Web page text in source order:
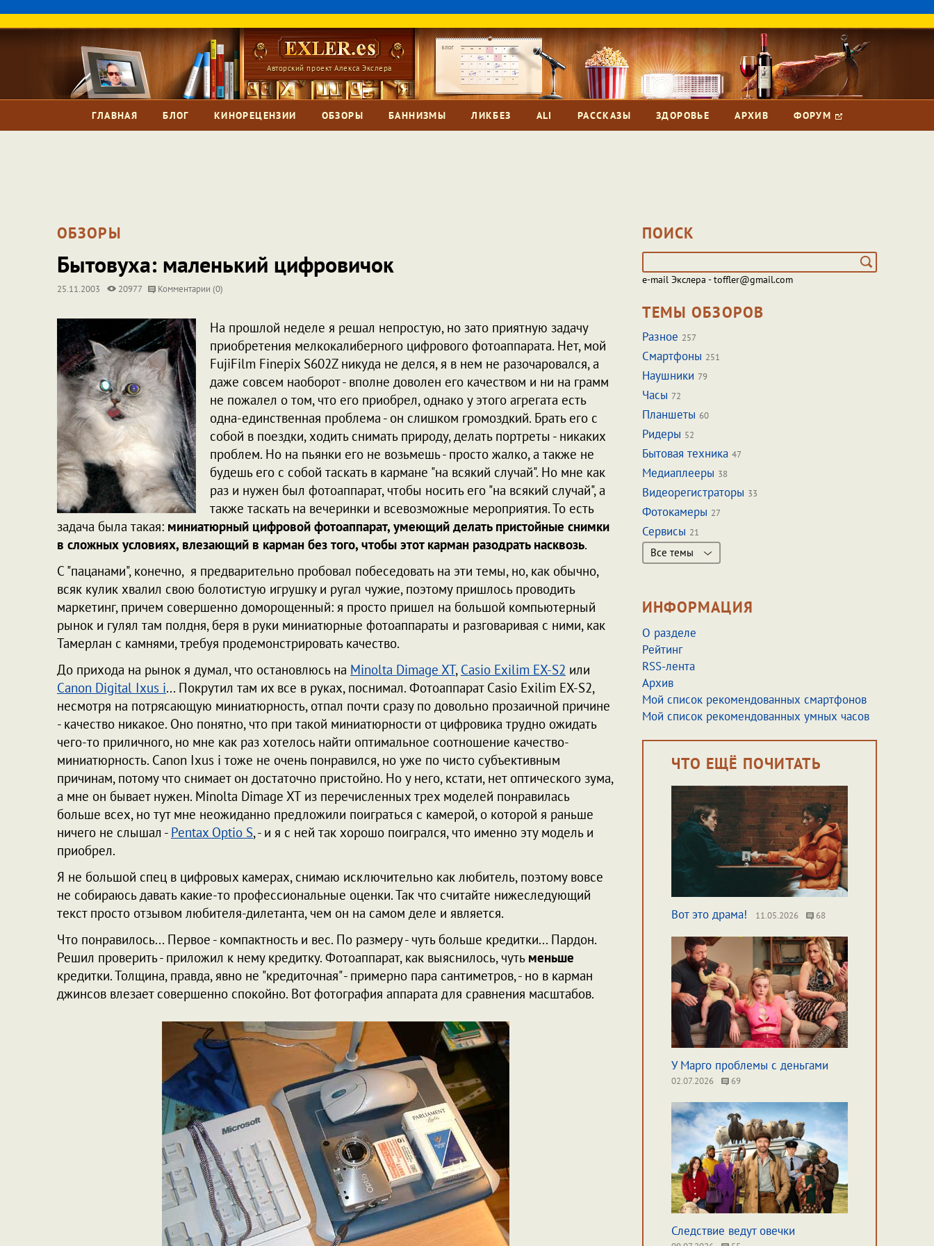
Авторский проект Алекса Экслера
ГЛАВНАЯ БЛОГ КИНОРЕЦЕНЗИИ ОБЗОРЫ БАННИЗМЫ ЛИКБЕЗ ALI РАССКАЗЫ ЗДОРОВЬЕ АРХИВ ФОРУМ
ОБЗОРЫ
Бытовуха: маленький цифровичок
25.11.2003 20977 Комментарии (0)
На прошлой неделе я решал непростую, но зато приятную задачу
приобретения мелкокалиберного цифрового фотоаппарата. Нет, мой
FujiFilm Finepix S602Z никуда не делся, я в нем не разочаровался, а
даже совсем наоборот - вполне доволен его качеством и ни на грамм
не пожалел о том, что его приобрел, однако у этого агрегата есть
одна-единственная проблема - он слишком громоздкий. Брать его с
собой в поездки, ходить снимать природу, делать портреты - никаких
проблем. Но на пьянки его не возьмешь - просто жалко, а также не
будешь его с собой таскать в кармане "на всякий случай". Но мне как
раз и нужен был фотоаппарат, чтобы носить его "на всякий случай", а
также таскать на вечеринки и всевозможные мероприятия. То есть
задача была такая: миниатюрный цифровой фотоаппарат, умеющий делать пристойные снимки
в сложных условиях, влезающий в карман без того, чтобы этот карман разодрать насквозь.
С "пацанами", конечно, я предварительно пробовал побеседовать на эти темы, но, как обычно,
всяк кулик хвалил свою болотистую игрушку и ругал чужие, поэтому пришлось проводить
маркетинг, причем совершенно доморощенный: я просто пришел на большой компьютерный
рынок и гулял там полдня, беря в руки миниатюрные фотоаппараты и разговаривая с ними, как
Тамерлан с камнями, требуя продемонстрировать качество.
До прихода на рынок я думал, что остановлюсь на Minolta Dimage XT, Casio Exilim EX-S2 или
Canon Digital Ixus i... Покрутил там их все в руках, поснимал. Фотоаппарат Casio Exilim EX-S2,
несмотря на потрясающую миниатюрность, отпал почти сразу по довольно прозаичной причине
- качество никакое. Оно понятно, что при такой миниатюрности от цифровика трудно ожидать
чего-то приличного, но мне как раз хотелось найти оптимальное соотношение качество-
миниатюрность. Canon Ixus i тоже не очень понравился, но уже по чисто субъективным
причинам, потому что снимает он достаточно пристойно. Но у него, кстати, нет оптического зума,
а мне он бывает нужен. Minolta Dimage XT из перечисленных трех моделей понравилась
больше всех, но тут мне неожиданно предложили поиграться с камерой, о которой я раньше
ничего не слышал - Pentax Optio S, - и я с ней так хорошо поигрался, что именно эту модель и
приобрел.
Я не большой спец в цифровых камерах, снимаю исключительно как любитель, поэтому вовсе
не собираюсь давать какие-то профессиональные оценки. Так что считайте нижеследующий
текст просто отзывом любителя-дилетанта, чем он на самом деле и является.
Что понравилось... Первое - компактность и вес. По размеру - чуть больше кредитки... Пардон.
Решил проверить - приложил к нему кредитку. Фотоаппарат, как выяснилось, чуть меньше
кредитки. Толщина, правда, явно не "кредиточная" - примерно пара сантиметров, - но в карман
джинсов влезает совершенно спокойно. Вот фотография аппарата для сравнения масштабов.
ПОИСК
e-mail Экслера - toffler@gmail.com
ТЕМЫ ОБЗОРОВ
Разное 257
Смартфоны 251
Наушники 79
Часы 72
Планшеты 60
Ридеры 52
Бытовая техника 47
Медиаплееры 38
Видеорегистраторы 33
Фотокамеры 27
Сервисы 21
Все темы
ИНФОРМАЦИЯ
О разделе
Рейтинг
RSS-лента
Архив
Мой список рекомендованных смартфонов
Мой список рекомендованных умных часов
ЧТО ЕЩЁ ПОЧИТАТЬ
Вот это драма! 11.05.2026 68
У Марго проблемы с деньгами
02.07.2026 69
Следствие ведут овечки